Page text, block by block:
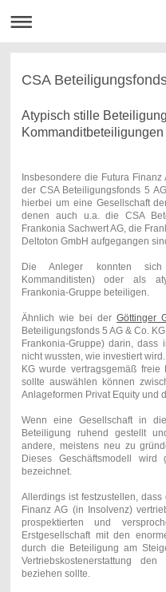
CSA
Atypisch stille
Kommanditbeteiligungen
Insbesondere die Futura
der CSA Beteiligungsfonds 5
hierbei um eine Gesellschaft
denen auch u.a. die CSA
Frankonia Sachwert AG, die
Deltoton GmbH aufgegangen
Die Anleger konnten sich
Kommanditisten) oder als
Frankonia-Gruppe beteiligen.
Ähnlich wie bei der Göttinger
Beteiligungsfonds 5 AG & Co.
Frankonia-Gruppe) darin,
nicht wussten, wie investiert
KG wurde vertragsgemäß freie
sollte auswählen können
Anlageformen Privat Equity und
Wenn eine Gesellschaft in
Beteiligung ruhend gestellt
andere, meistens neu zu
Dieses Geschäftsmodell wird
bezeichnet.
Allerdings ist festzustellen,
Finanz AG (in Insolvenz)
prospektierten und
Erstgesellschaft mit den
durch die Beteiligung am
Vertriebskostenerstattung
beziehen sollte.